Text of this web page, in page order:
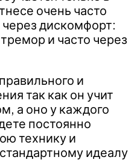
очень часто
дискомфорт:
и часто через
и
так как он учит
а оно у каждого
постоянно
технику и
идеалу